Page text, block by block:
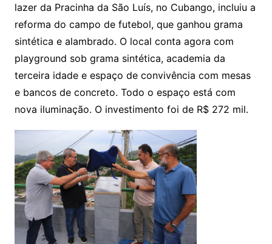
lazer da Pracinha da São Luís, no Cubango, incluiu a
reforma do campo de futebol, que ganhou grama
sintética e alambrado. O local conta agora com
playground sob grama sintética, academia da
terceira idade e espaço de convivência com mesas
e bancos de concreto. Todo o espaço está com
nova iluminação. O investimento foi de R$ 272 mil.